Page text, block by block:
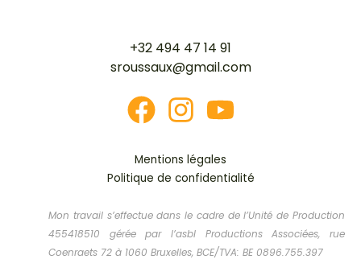
+32 494 47 14 91
sroussaux@gmail.com
Mentions légales
Politique de confidentialité
Mon travail s’effectue dans le cadre de l’Unité de Production
455418510 gérée par l’asbl Productions Associées, rue
Coenraets 72 à 1060 Bruxelles, BCE/TVA: BE 0896.755.397